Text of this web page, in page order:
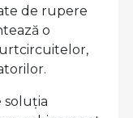
de rupere
o
soluția